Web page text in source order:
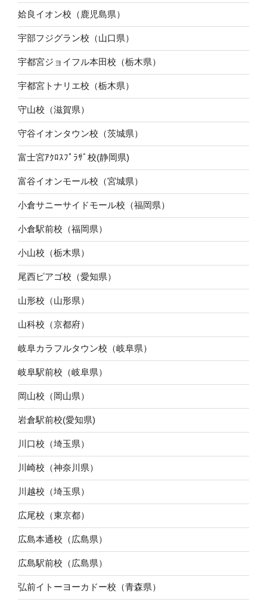
姶良イオン校（鹿児島県）
宇部フジグラン校（山口県）
宇都宮ジョイフル本田校（栃木県）
宇都宮トナリエ校（栃木県）
守山校（滋賀県）
守谷イオンタウン校（茨城県）
富士宮ｱｸﾛｽﾌﾟﾗｻﾞ校(静岡県)
富谷イオンモール校（宮城県）
小倉サニーサイドモール校（福岡県）
小倉駅前校（福岡県）
小山校（栃木県）
尾西ピアゴ校（愛知県）
山形校（山形県）
山科校（京都府）
岐阜カラフルタウン校（岐阜県）
岐阜駅前校（岐阜県）
岡山校（岡山県）
岩倉駅前校(愛知県)
川口校（埼玉県）
川崎校（神奈川県）
川越校（埼玉県）
広尾校（東京都）
広島本通校（広島県）
広島駅前校（広島県）
弘前イトーヨーカドー校（青森県）